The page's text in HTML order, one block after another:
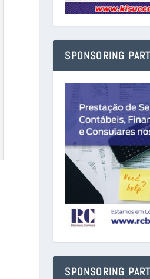
SPONSORING
SPONSORING